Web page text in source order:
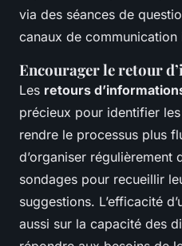
via des séances de
canaux de communication
Encourager le retour
Les retours
précieux pour identifier
rendre le processus plus
d’organiser régulièrement
sondages pour recueillir
suggestions. L’efficacité
aussi sur la capacité des